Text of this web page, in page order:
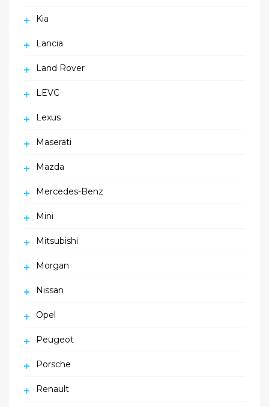
Kia
Lancia
Land Rover
LEVC
Lexus
Maserati
Mazda
Mercedes-Benz
Mini
Mitsubishi
Morgan
Nissan
Opel
Peugeot
Porsche
Renault